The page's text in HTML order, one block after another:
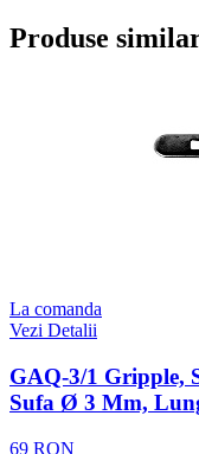
Produse
La comanda
Vezi Detalii
GAQ-3/1 Gripple,
Sufa Ø 3 Mm,
69 RON